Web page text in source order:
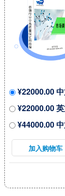
¥22000.00
¥22000.00
¥44000.00
加入购物车